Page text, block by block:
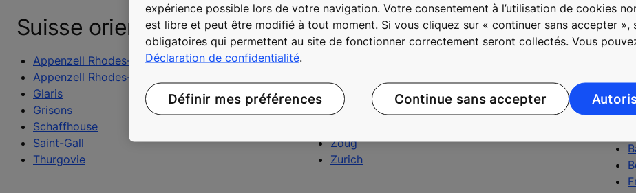
Suisse orientale
Appenzell Rhodes-Extérieures
Appenzell Rhodes-Intérieures
Glaris
Grisons
Schaffhouse
Saint-Gall
Thurgovie
Zurich et Suisse centrale
Obwald
Schwyz
Zoug
Zurich
expérience possible lors de votre navigation. Votre consentement à l’utilisation de cookies
est libre et peut être modifié à tout moment. Si vous cliquez sur « continuer sans accepter »,
obligatoires qui permettent au site de fonctionner correctement seront collectés. Vous
Déclaration de confidentialité.
Définir mes préférences Continue sans accepter